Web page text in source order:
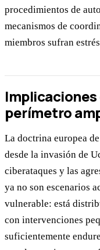
procedimientos de
mecanismos de
miembros sufran
perímetro
La doctrina europea
desde la invasión de
ciberataques y las
ya no son escenarios
vulnerable: está
con intervenciones
suficientemente